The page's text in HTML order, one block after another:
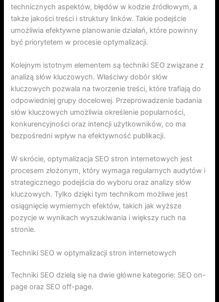
technicznych aspektów, błędów w kodzie źródłowym, a
także jakości treści i struktury linków. Takie podejście
umożliwia efektywne planowanie działań, które powinny
być priorytetem w procesie optymalizacji.
Kolejnym istotnym elementem są techniki SEO związane z
analizą słów kluczowych. Właściwy dobór słów
kluczowych pozwala na tworzenie treści, które trafiają do
odpowiedniej grupy docelowej. Przeprowadzenie badania
słów kluczowych umożliwia określenie popularności,
konkurencyjności oraz intencji użytkowników, co ma
bezpośredni wpływ na efektywność publikacji.
W skrócie, optymalizacja SEO stron internetowych jest
procesem złożonym, który wymaga regularnych audytów i
strategicznego podejścia do wyboru oraz analizy słów
kluczowych. Tylko dzięki tym technikom możliwe jest
osiągnięcie wymiernych efektów, takich jak wyższe
pozycje w wynikach wyszukiwania i większy ruch na
stronie.
Techniki SEO w optymalizacji stron internetowych
Techniki SEO dzielą się na dwie główne kategorie: SEO on-
page oraz SEO off-page.